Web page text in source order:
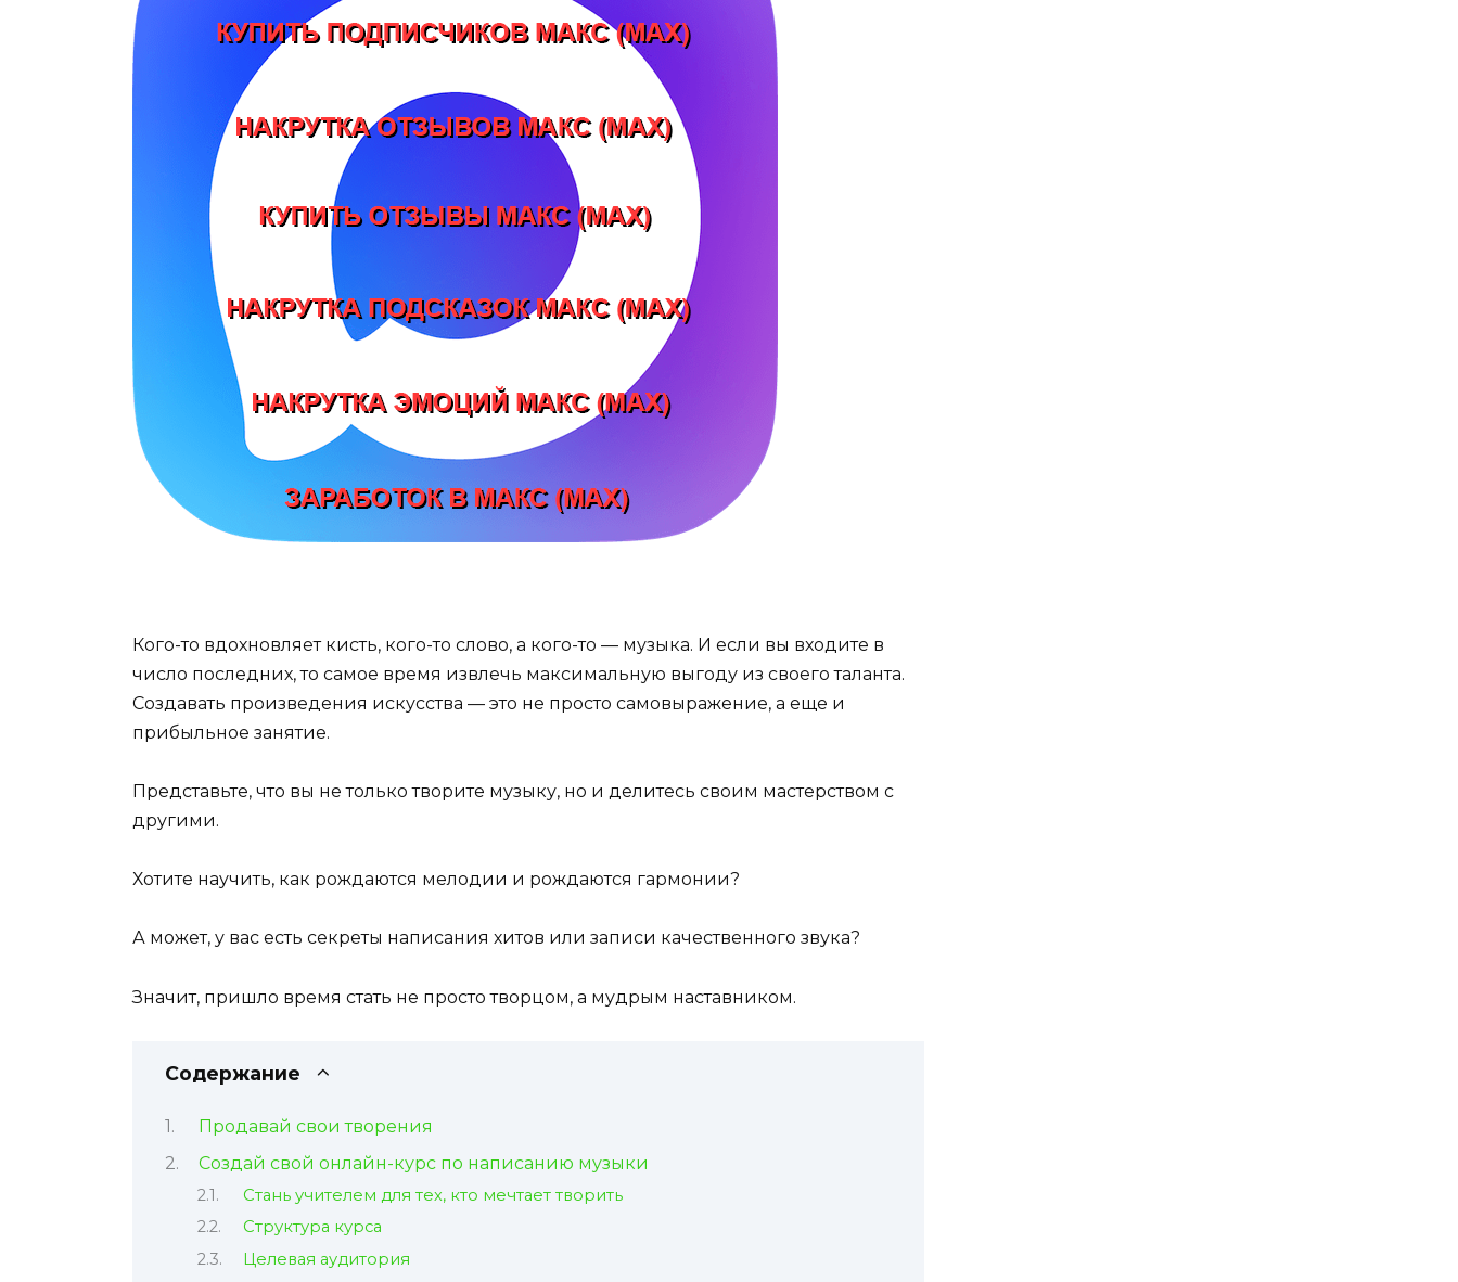
Кого-то вдохновляет кисть, кого-то слово, а кого-то — музыка. И если вы входите в
число последних, то самое время извлечь максимальную выгоду из своего таланта.
Создавать произведения искусства — это не просто самовыражение, а еще и
прибыльное занятие.
Представьте, что вы не только творите музыку, но и делитесь своим мастерством с
другими.
Хотите научить, как рождаются мелодии и рождаются гармонии?
А может, у вас есть секреты написания хитов или записи качественного звука?
Значит, пришло время стать не просто творцом, а мудрым наставником.
Содержание
Продавай свои творения
Создай свой онлайн-курс по написанию музыки
Стань учителем для тех, кто мечтает творить
Структура курса
Целевая аудитория